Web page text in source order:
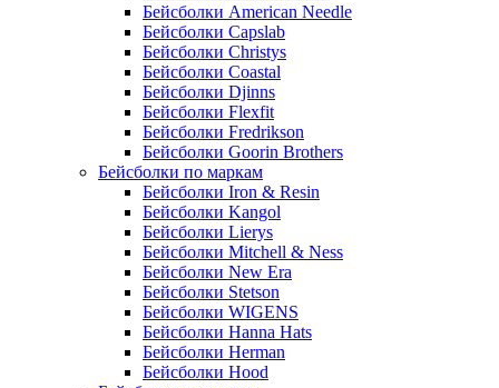
Бейсболки American Needle
Бейсболки Capslab
Бейсболки Christys
Бейсболки Coastal
Бейсболки Djinns
Бейсболки Flexfit
Бейсболки Fredrikson
Бейсболки Goorin Brothers
Бейсболки по маркам
Бейсболки Iron & Resin
Бейсболки Kangol
Бейсболки Lierys
Бейсболки Mitchell & Ness
Бейсболки New Era
Бейсболки Stetson
Бейсболки WIGENS
Бейсболки Hanna Hats
Бейсболки Herman
Бейсболки Hood